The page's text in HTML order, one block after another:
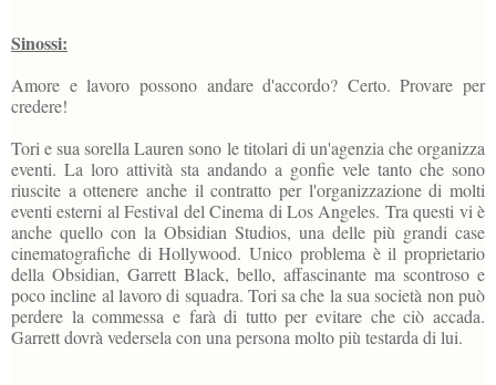
Sinossi:
Amore e lavoro possono andare d'accordo? Certo. Provare per
credere!
Tori e sua sorella Lauren sono le titolari di un'agenzia che organizza
eventi. La loro attività sta andando a gonfie vele tanto che sono
riuscite a ottenere anche il contratto per l'organizzazione di molti
eventi esterni al Festival del Cinema di Los Angeles. Tra questi vi è
anche quello con la Obsidian Studios, una delle più grandi case
cinematografiche di Hollywood. Unico problema è il proprietario
della Obsidian, Garrett Black, bello, affascinante ma scontroso e
poco incline al lavoro di squadra. Tori sa che la sua società non può
perdere la commessa e farà di tutto per evitare che ciò accada.
Garrett dovrà vedersela con una persona molto più testarda di lui.